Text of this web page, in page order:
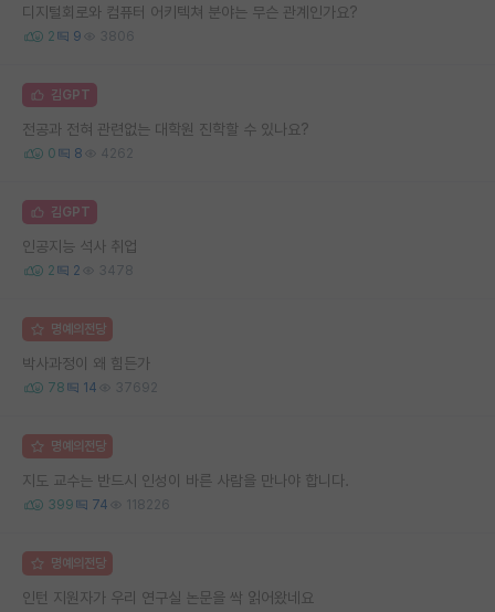
디지털회로와 컴퓨터 어키텍쳐 분야는 무슨 관계인가요?
2 9 3806
김GPT
전공과 전혀 관련없는 대학원 진학할 수 있나요?
0 8 4262
김GPT
인공지능 석사 취업
2 2 3478
명예의전당
박사과정이 왜 힘든가
78 14 37692
명예의전당
지도 교수는 반드시 인성이 바른 사람을 만나야 합니다.
399 74 118226
명예의전당
인턴 지원자가 우리 연구실 논문을 싹 읽어왔네요